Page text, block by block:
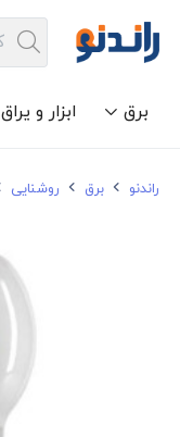
برق ابزار و یراق
راندنو برق روشنایی